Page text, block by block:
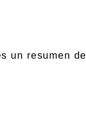
un resumen